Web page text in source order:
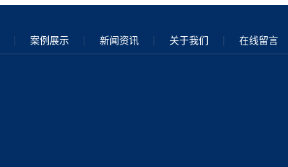
| 案例展示 | 新闻资讯 | 关于我们 | 在线留言